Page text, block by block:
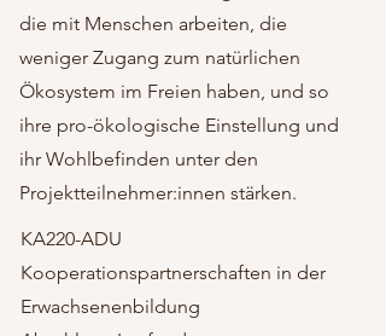
die mit Menschen arbeiten, die
weniger Zugang zum natürlichen
Ökosystem im Freien haben, und so
ihre pro-ökologische Einstellung und
ihr Wohlbefinden unter den
Projektteilnehmer:innen stärken.
KA220-ADU
Kooperationspartnerschaften in der
Erwachsenenbildung